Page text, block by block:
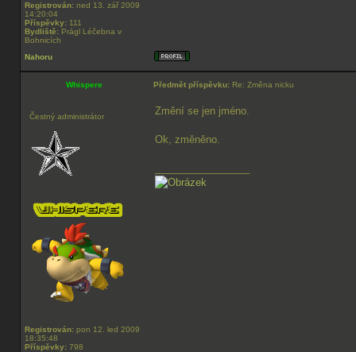
Registrován: ned 13. zář 2009
14:20:04
Příspěvky: 111
Bydliště: Prágl Léčebna v
Bohnicích
Nahoru
Whispere Předmět příspěvku: Re: Změna nicku
Čestný administrátor
Registrován: pon 12. led 2009
18:35:48
Příspěvky: 798
Změní se jen jméno.
Ok, změněno.